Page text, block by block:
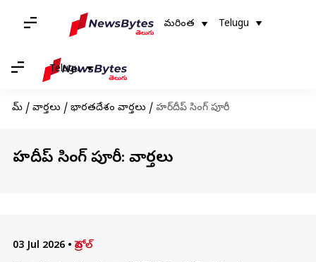
మరింత Telugu
Telugu
హోమ్ / వార్తలు / భారతదేశం వార్తలు / హర్‌దీప్ సింగ్ పూరీ
హర్‌దీప్ సింగ్ పూరీ: వార్తలు
03 Jul 2026 • పెట్రోల్